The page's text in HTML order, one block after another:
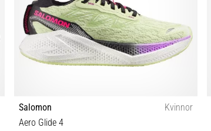
Salomon
Kvinnor
Aero Glide 4